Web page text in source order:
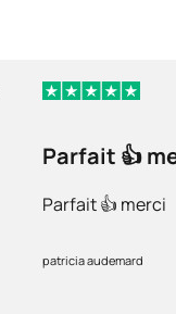
Parfait 👍
Parfait 👍 merci
patricia audemard